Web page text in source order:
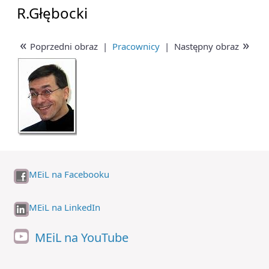
R.Głębocki
« Poprzedni obraz | Pracownicy | Następny obraz »
MEiL na Facebooku
MEiL na LinkedIn
MEiL na YouTube